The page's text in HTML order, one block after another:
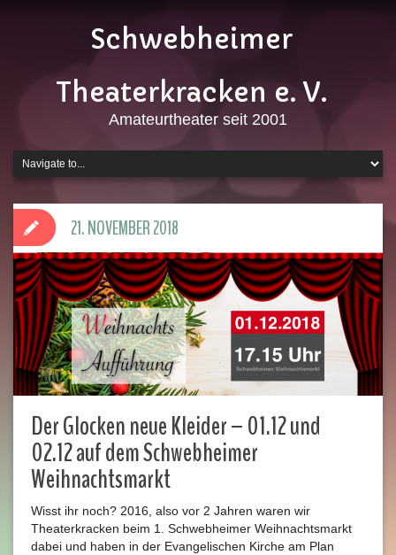
Schwebheimer
Theaterkracken e. V.
Amateurtheater seit 2001
Der Glocken neue Kleider – 01.12 und
02.12 auf dem Schwebheimer
Weihnachtsmarkt
Wisst ihr noch? 2016, also vor 2 Jahren waren wir
Theaterkracken beim 1. Schwebheimer Weihnachtsmarkt
dabei und haben in der Evangelischen Kirche am Plan
21. NOVEMBER 2018